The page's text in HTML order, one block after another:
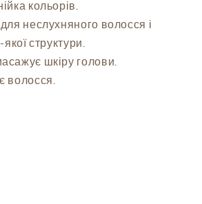
кольорів.
неслухняного волосся і
структури.
шкіру голови.
волосся.